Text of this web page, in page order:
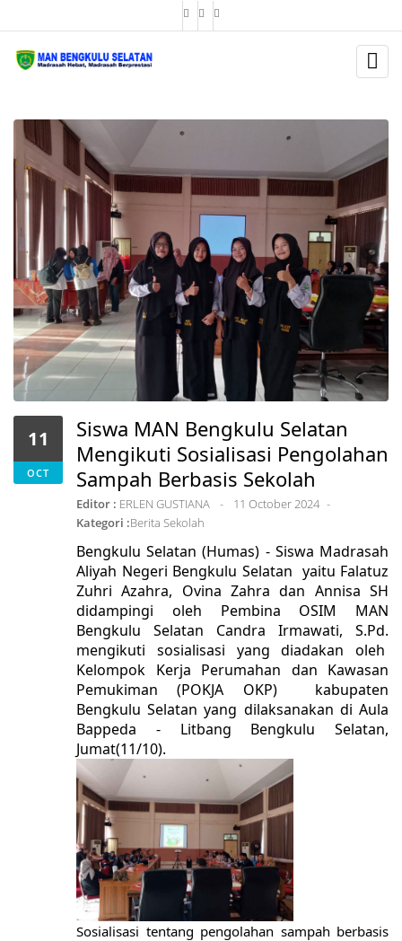
BERITA
11
OCT
Siswa MAN Bengkulu Selatan
Mengikuti Sosialisasi Pengolahan
Sampah Berbasis Sekolah
Editor : ERLEN GUSTIANA
11 October 2024
Kategori :Berita Sekolah
Bengkulu Selatan (Humas) - Siswa Madrasah
Aliyah Negeri Bengkulu Selatan yaitu Falatuz
Zuhri Azahra, Ovina Zahra dan Annisa SH
didampingi oleh Pembina OSIM MAN
Bengkulu Selatan Candra Irmawati, S.Pd.
mengikuti sosialisasi yang diadakan oleh
Kelompok Kerja Perumahan dan Kawasan
Pemukiman (POKJA OKP) kabupaten
Bengkulu Selatan yang dilaksanakan di Aula
Bappeda - Litbang Bengkulu Selatan,
Jumat(11/10).
Sosialisasi tentang pengolahan sampah berbasis